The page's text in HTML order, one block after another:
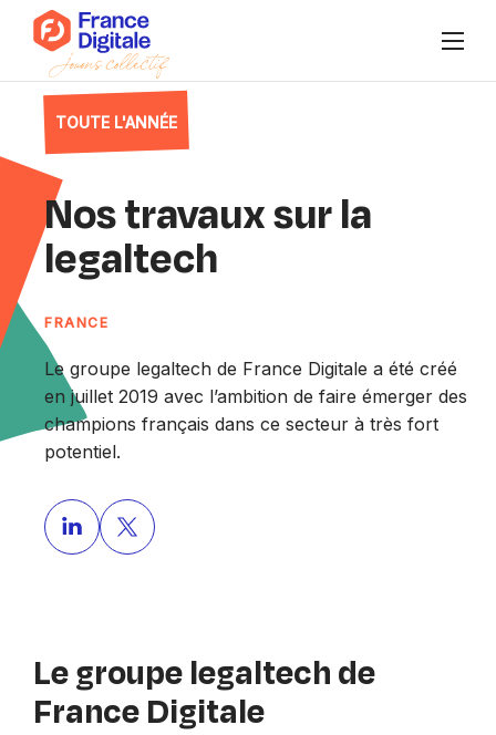
Qui sommes-nous ?
Publications
Agenda
Nos collectifs
Se connecter à Super FD
Nous rejoindre
TOUTE L'ANNÉE
Nos travaux sur la
legaltech
FRANCE
Le groupe legaltech de France Digitale a été créé
en juillet 2019 avec l’ambition de faire émerger des
champions français dans ce secteur à très fort
potentiel.
Le groupe legaltech de
France Digitale